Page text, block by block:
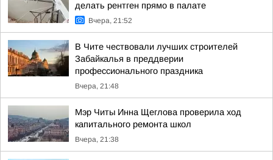
делать рентген прямо в палате
Вчера, 21:52
В Чите чествовали лучших строителей
Забайкалья в преддверии
профессионального праздника
Вчера, 21:48
Мэр Читы Инна Щеглова проверила ход
капитального ремонта школ
Вчера, 21:38